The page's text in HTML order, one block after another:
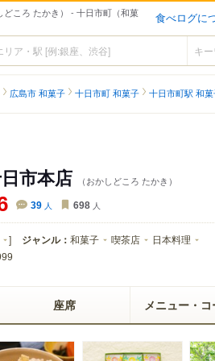
ころ たかき） - 十日市町（和菓
食べログに
広島市 和菓子 十日市町 和菓子 十日市町駅 和
市本店 （おかしどころ たかき）
39 人 698 人
] ジャンル： 和菓子 喫茶店 日本料理
座席 メニュー・コ